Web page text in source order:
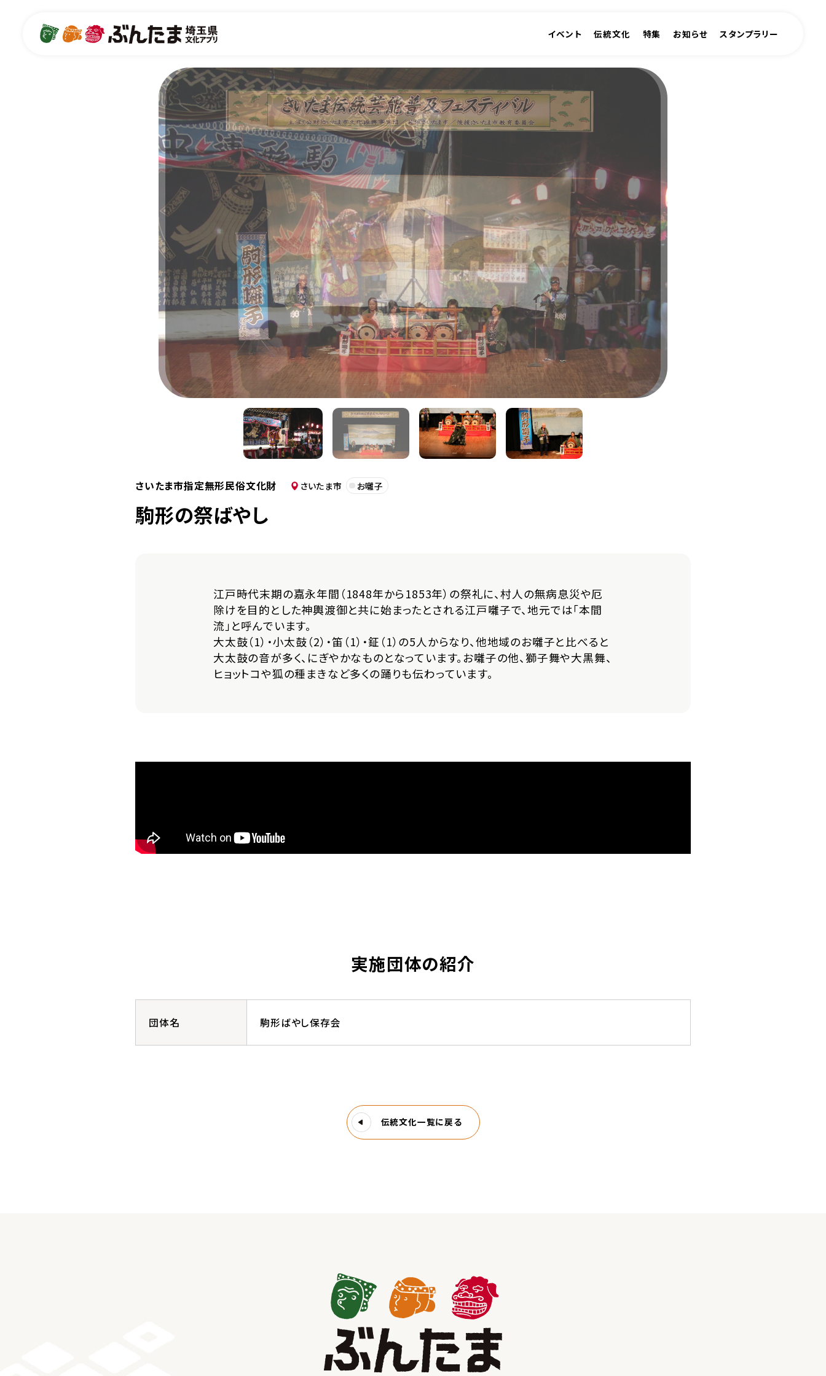
イベント 伝統文化 特集 お知らせ スタンプラリー
さいたま市 お囃子
さいたま市指定無形民俗文化財
駒形の祭ばやし
江戸時代末期の嘉永年間（1848年から1853年）の祭礼に、村人の無病息災や厄
除けを目的とした神輿渡御と共に始まったとされる江戸囃子で、地元では「本間
流」と呼んでいます。
大太鼓（1）・小太鼓（2）・笛（1）・鉦（1）の5人からなり、他地域のお囃子と比べると
大太鼓の音が多く、にぎやかなものとなっています。お囃子の他、獅子舞や大黒舞、
ヒョットコや狐の種まきなど多くの踊りも伝わっています。
実施団体の紹介
団体名 駒形ばやし保存会
伝統文化一覧に戻る